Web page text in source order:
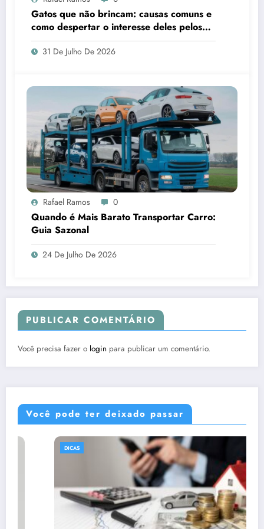
Gatos que não brincam: causas comuns e
como despertar o interesse deles pelos
brinquedos
31 De Julho De 2026
Rafael Ramos 0
Quando é Mais Barato Transportar Carro:
Guia Sazonal
24 De Julho De 2026
PUBLICAR COMENTÁRIO
Você precisa fazer o login para publicar um comentário.
Você pode ter deixado passar